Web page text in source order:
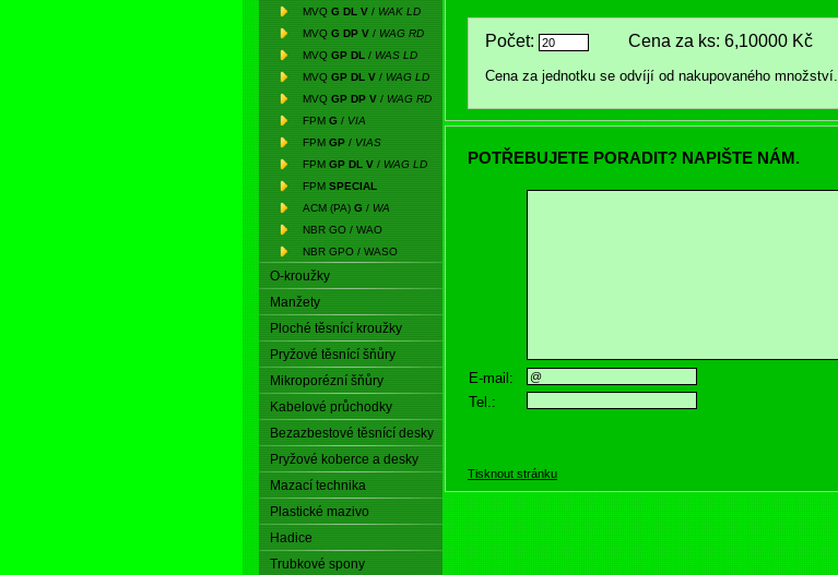
MVQ G DL V / WAK LD
MVQ G DP V / WAG RD
MVQ GP DL / WAS LD
MVQ GP DL V / WAG LD
MVQ GP DP V / WAG RD
FPM G / VIA
FPM GP / VIAS
FPM GP DL V / WAG LD
FPM SPECIAL
ACM (PA) G / WA
NBR GO / WAO
NBR GPO / WASO
O-kroužky
Manžety
Ploché těsnící kroužky
Pryžové těsnící šňůry
Mikroporézní šňůry
Kabelové průchodky
Bezazbestové těsnící desky
Pryžové koberce a desky
Mazací technika
Plastické mazivo
Hadice
Trubkové spony
Počet: Cena za ks: 6,10000 Kč
Cena za jednotku se odvíjí od nakupovaného množství.
POTŘEBUJETE PORADIT? NAPIŠTE NÁM.
E-mail:
Tel.:
Tisknout stránku